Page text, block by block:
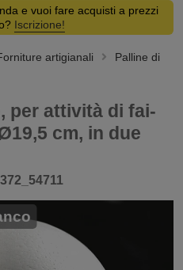
e vuoi fare acquisti a prezzi
Iscrizione!
artigianali
Palline di
per attività di fai-
cm, in due